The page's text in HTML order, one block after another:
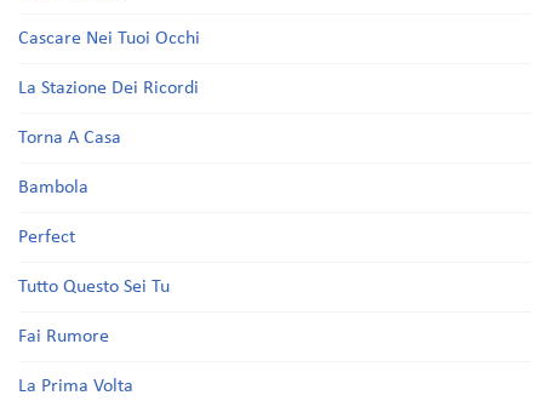
Cascare Nei Tuoi Occhi
La Stazione Dei Ricordi
Torna A Casa
Bambola
Perfect
Tutto Questo Sei Tu
Fai Rumore
La Prima Volta